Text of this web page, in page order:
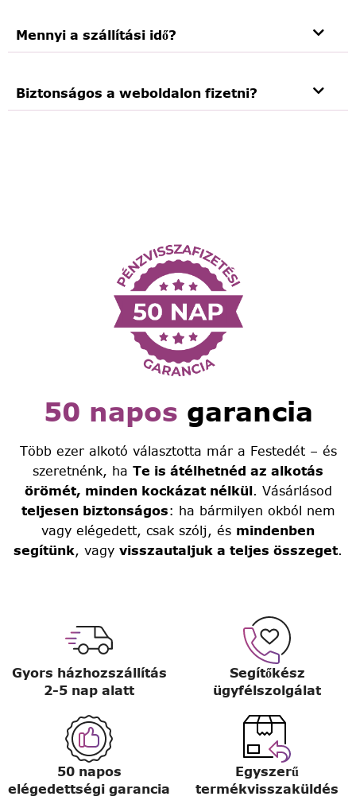
Mennyi a szállítási idő?
Biztonságos a weboldalon fizetni?
50 napos garancia
Több ezer alkotó választotta már a Festedét – és
szeretnénk, ha Te is átélhetnéd az alkotás
örömét, minden kockázat nélkül. Vásárlásod
teljesen biztonságos: ha bármilyen okból nem
vagy elégedett, csak szólj, és mindenben
segítünk, vagy visszautaljuk a teljes összeget.
Gyors házhozszállítás
2-5 nap alatt
Segítőkész
ügyfélszolgálat
50 napos
elégedettségi garancia
Egyszerű
termékvisszaküldés